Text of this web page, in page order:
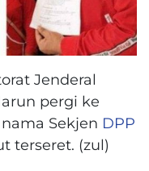
Jenderal
pergi ke
Sekjen DPP
terseret. (zul)